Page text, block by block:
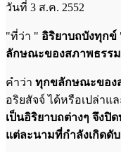
วันที่ 3 ส.ค. 2552
"ที่ว่า " อิริยาบถบังทุกข์
ลักษณะของสภาพธรร
คำว่า ทุกขลักษณะของ
อริยสัจจ์ ได้หรือเปล่าแ
เป็นอิริยาบถต่างๆ จึงปิ
แต่ละนามที่กำลังเกิดดั